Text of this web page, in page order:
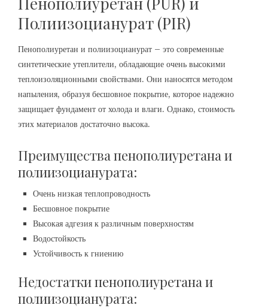
Полиизоцианурат (PIR)
Пенополиуретан и полиизоцианурат – это современные
синтетические утеплители, обладающие очень высокими
теплоизоляционными свойствами. Они наносятся методом
напыления, образуя бесшовное покрытие, которое надежно
защищает фундамент от холода и влаги. Однако, стоимость
этих материалов достаточно высока.
Преимущества пенополиуретана и
полиизоцианурата:
Очень низкая теплопроводность
Бесшовное покрытие
Высокая адгезия к различным поверхностям
Водостойкость
Устойчивость к гниению
Недостатки пенополиуретана и
полиизоцианурата: